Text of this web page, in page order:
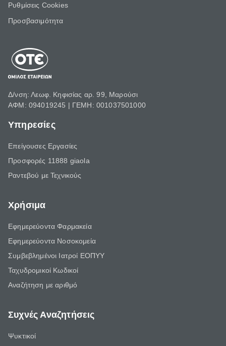
Ρυθμίσεις Cookies
Προσβασιμότητα
Δ/νση: Λεωφ. Κηφισίας αρ. 99, Μαρούσι
ΑΦΜ: 094019245 | ΓΕΜΗ: 001037501000
Υπηρεσίες
Επείγουσες Εργασίες
Προσφορές 11888 giaola
Ραντεβού με Τεχνικούς
Χρήσιμα
Εφημερεύοντα Φαρμακεία
Εφημερεύοντα Νοσοκομεία
Συμβεβλημένοι Ιατροί ΕΟΠΥΥ
Ταχυδρομικοί Κωδικοί
Αναζήτηση με αριθμό
Συχνές Αναζητήσεις
Ψυκτικοί